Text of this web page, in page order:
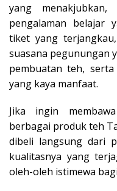
yang
pengalaman belajar
tiket yang
suasana pegunungan
pembuatan teh,
yang kaya manfaat.
Jika ingin
berbagai produk teh
dibeli langsung dari
kualitasnya yang
oleh-oleh istimewa